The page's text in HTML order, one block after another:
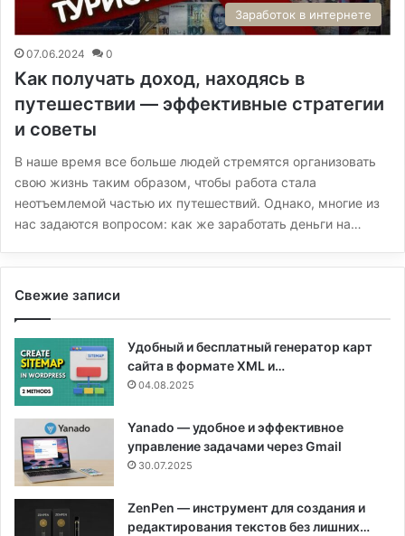
Заработок в интернете
07.06.2024 0
Как получать доход, находясь в
путешествии — эффективные стратегии
и советы
В наше время все больше людей стремятся организовать
свою жизнь таким образом, чтобы работа стала
неотъемлемой частью их путешествий. Однако, многие из
нас задаются вопросом: как же заработать деньги на…
Свежие записи
Удобный и бесплатный генератор карт
сайта в формате XML и…
04.08.2025
Yanado — удобное и эффективное
управление задачами через Gmail
30.07.2025
ZenPen — инструмент для создания и
редактирования текстов без лишних…